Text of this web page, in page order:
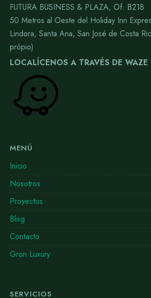
FUTURA BUSINESS & PLAZA, Of. B218
50 Metros al Oeste del Holiday Inn
Lindora, Santa Ana, San José de Costa
própio)
LOCALÍCENOS A TRAVÉS DE WAZE
MENÚ
Inicio
Nosotros
Proyectos
Blog
Contacto
Gron Luxury
SERVICIOS